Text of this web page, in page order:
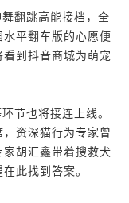
翻跳高能接档，全
平翻车版的心愿便
到抖音商城为萌宠
节也将接连上线。
资深猫行为专家曾
胡汇鑫带着搜救犬
此找到答案。